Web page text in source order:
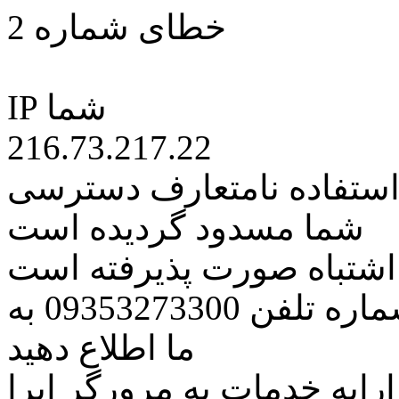
خطای شماره 2
IP شما
216.73.217.22
نامتعارف دسترسی
شما مسدود گردیده است
اشتباه صورت پذیرفته است
مراتب این مسئله را از طریق شماره تلفن 09353273300 به
ما اطلاع دهید
خدمات به مرورگر اپرا